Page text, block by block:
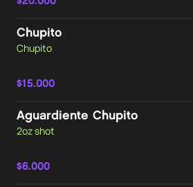
Chupito
Chupito
$15.000
Aguardiente Chupito
2oz shot
$6.000